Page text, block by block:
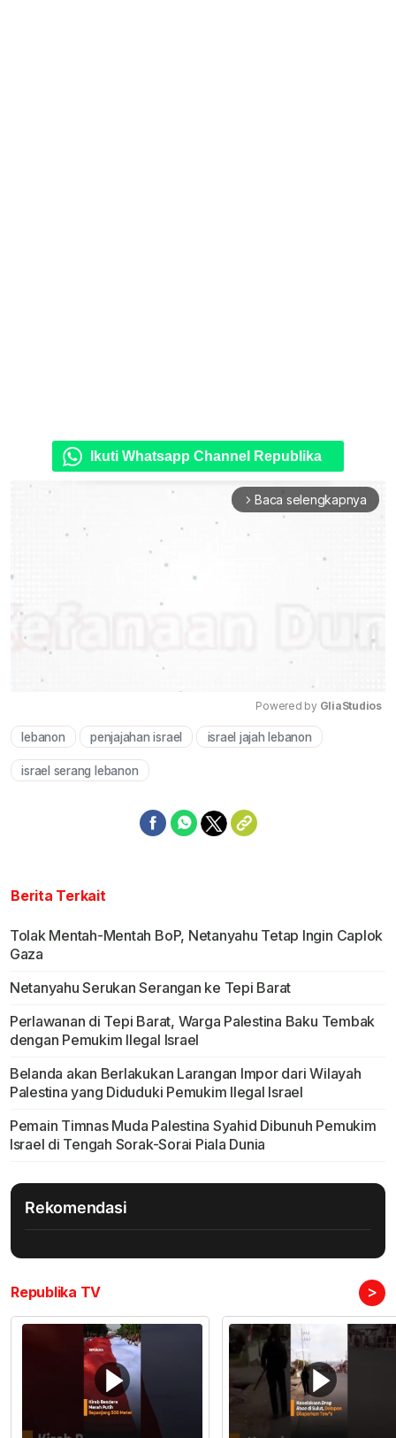
Ikuti Whatsapp Channel Republika
arrow_forward_ios Baca selengkapnya
Mute
Powered by GliaStudios
lebanon penjajahan israel israel jajah lebanon
israel serang lebanon
Berita Terkait
Tolak Mentah-Mentah BoP, Netanyahu Tetap Ingin Caplok
Gaza
Netanyahu Serukan Serangan ke Tepi Barat
Perlawanan di Tepi Barat, Warga Palestina Baku Tembak
dengan Pemukim Ilegal Israel
Belanda akan Berlakukan Larangan Impor dari Wilayah
Palestina yang Diduduki Pemukim Ilegal Israel
Pemain Timnas Muda Palestina Syahid Dibunuh Pemukim
Israel di Tengah Sorak-Sorai Piala Dunia
Rekomendasi
Republika TV >